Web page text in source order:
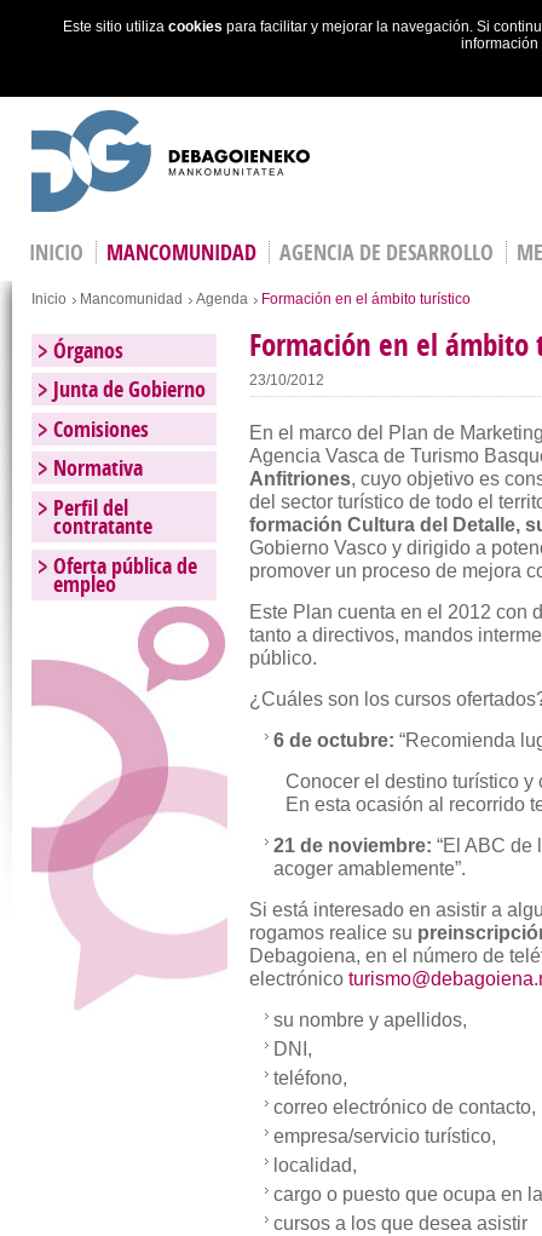
Este sitio utiliza cookies para facilitar y mejorar la navegación. Si
INICIO MANCOMUNIDAD AGENCIA DE DESARROLLO
Estás en
Inicio Mancomunidad Agenda Formación en el ámbito turístico
Formación en el ámbito
23/10/2012
En el marco del Plan de
Agencia Vasca de Turismo
Anfitriones, cuyo objetivo es
del sector turístico de todo el
formación Cultura del Detalle,
Gobierno Vasco y dirigido a
promover un proceso de mejora
Este Plan cuenta en el 2012 con
tanto a directivos, mandos
público.
¿Cuáles son los cursos
6 de octubre: “Recomienda
Conocer el destino turístico
En esta ocasión al recorrido
21 de noviembre: “El ABC de
acoger amablemente”.
Si está interesado en asistir a
rogamos realice su
Debagoiena, en el número de
electrónico
su nombre y apellidos,
DNI,
teléfono,
correo electrónico de contacto,
empresa/servicio turístico,
localidad,
cargo o puesto que ocupa en
cursos a los que desea asistir
Órganos
Junta de Gobierno
Comisiones
Normativa
Perfil del
contratante
Oferta pública de
empleo